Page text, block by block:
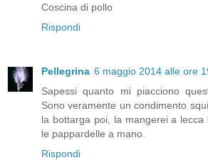
Coscina di pollo
Rispondi
Pellegrina 6 maggio 2014 alle ore
Sapessi quanto mi piacciono
Sono veramente un condimento
la bottarga poi, la mangerei a lecca
le pappardelle a mano.
Rispondi